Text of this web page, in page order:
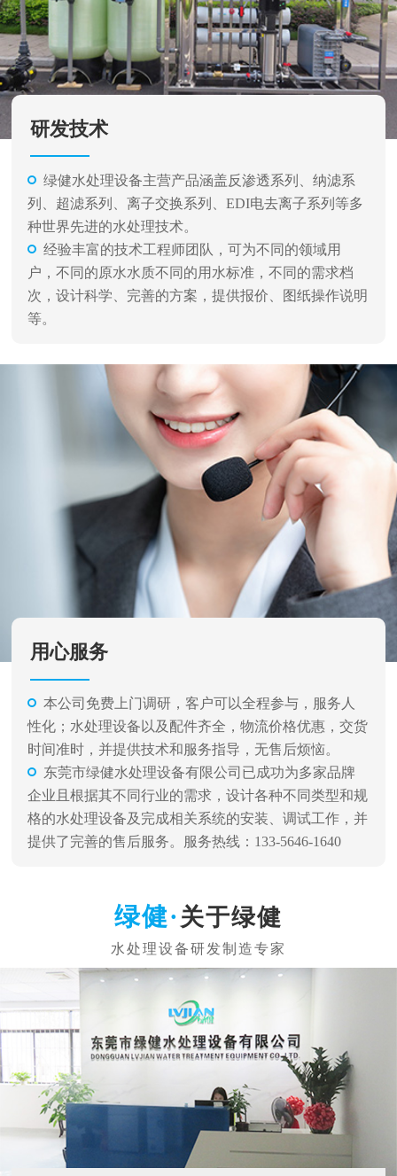
研发技术
绿健水处理设备主营产品涵盖反渗透系列、纳滤系
列、超滤系列、离子交换系列、EDI电去离子系列等多
种世界先进的水处理技术。
经验丰富的技术工程师团队，可为不同的领域用
户，不同的原水水质不同的用水标准，不同的需求档
次，设计科学、完善的方案，提供报价、图纸操作说明
等。
用心服务
本公司免费上门调研，客户可以全程参与，服务人
性化；水处理设备以及配件齐全，物流价格优惠，交货
时间准时，并提供技术和服务指导，无售后烦恼。
东莞市绿健水处理设备有限公司已成功为多家品牌
企业且根据其不同行业的需求，设计各种不同类型和规
格的水处理设备及完成相关系统的安装、调试工作，并
提供了完善的售后服务。服务热线：133-5646-1640
关于绿健